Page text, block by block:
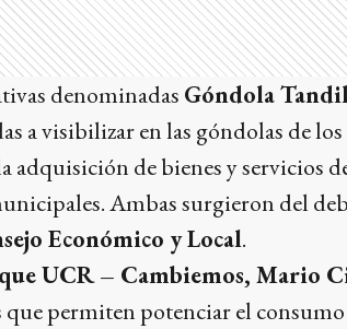
denominadas Góndola
a visibilizar en las góndolas de
adquisición de bienes y servicios
Ambas surgieron del
Económico y Local.
UCR – Cambiemos, Mario
permiten potenciar el